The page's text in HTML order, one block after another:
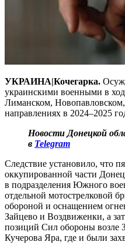
УКРАИНА|Кочегарка.
украинскими военными в
Лиманском,
направлениях в 2024–2025
Новости Донецкой
в Telegram
Следствие установило, что
оккупированной части
в подразделения Южного
отдельной мотострелковой
обороной и оснащением
Зайцево и Воздвиженки, а
позиций Сил обороны возле
Кучерова Яра, где и были